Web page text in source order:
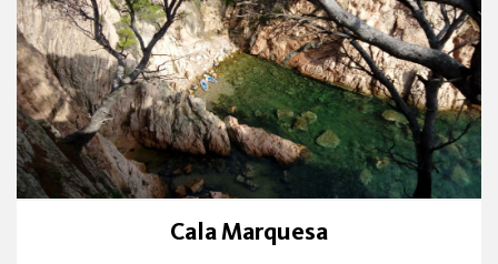
Cala Marquesa